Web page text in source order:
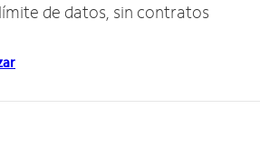
de datos, sin contratos